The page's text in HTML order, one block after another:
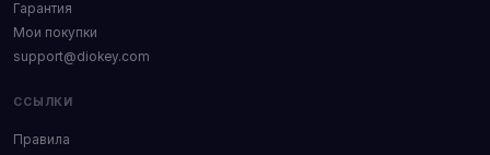
Гарантия
Мои покупки
support@diokey.com
ССЫЛКИ
Правила